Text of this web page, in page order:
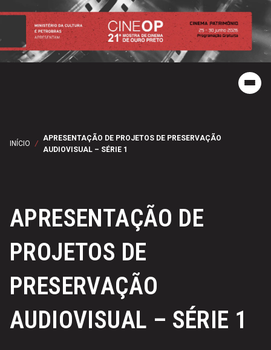
INÍCIO /
APRESENTAÇÃO DE PROJETOS DE PRESERVAÇÃO
AUDIOVISUAL – SÉRIE 1
APRESENTAÇÃO DE
PROJETOS DE
PRESERVAÇÃO
AUDIOVISUAL – SÉRIE 1